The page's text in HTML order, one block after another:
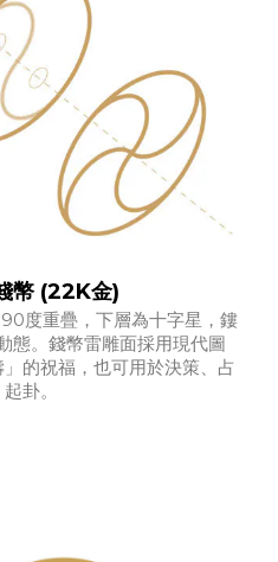
幣 (22K金)
度重疊，下層為十字星，鏤
態。錢幣雷雕面採用現代圖
的祝福，也可用於決策、占
起卦。